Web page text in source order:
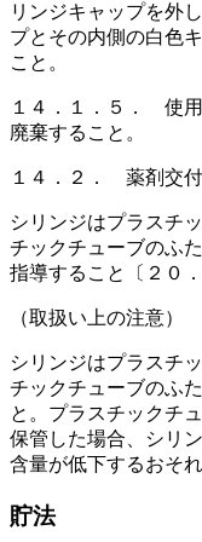
リンジキャップを外
プとその内側の白色
こと。
１４．１．５． 使
廃棄すること。
１４．２． 薬剤交
シリンジはプラスチ
チックチューブのふ
指導すること〔２０
（取扱い上の注意）
シリンジはプラスチ
チックチューブのふ
と。プラスチックチ
保管した場合、シリ
含量が低下するおそ
貯法